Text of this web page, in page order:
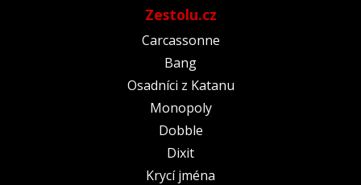
Zestolu.cz
Carcassonne
Bang
Osadníci z Katanu
Monopoly
Dobble
Dixit
Krycí jména